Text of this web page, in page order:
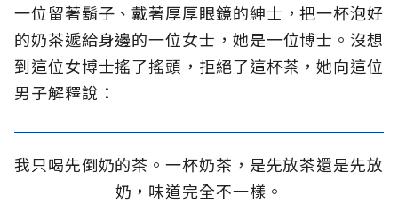
一位留著鬍子、戴著厚厚眼鏡的紳士，把一杯泡好
的奶茶遞給身邊的一位女士，她是一位博士。沒想
到這位女博士搖了搖頭，拒絕了這杯茶，她向這位
男子解釋說：
我只喝先倒奶的茶。一杯奶茶，是先放茶還是先放
奶，味道完全不一樣。